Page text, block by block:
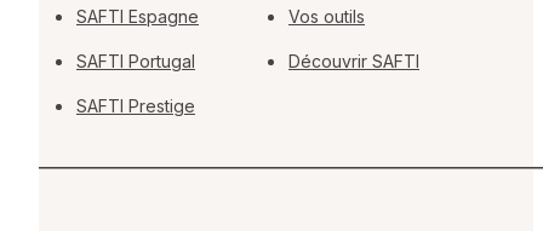
SAFTI Espagne
SAFTI Portugal
SAFTI Prestige
Vos outils
Découvrir SAFTI